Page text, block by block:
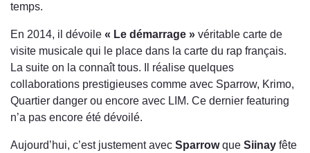
temps.
En 2014, il dévoile « Le démarrage » véritable carte de
visite musicale qui le place dans la carte du rap français.
La suite on la connaît tous. Il réalise quelques
collaborations prestigieuses comme avec Sparrow, Krimo,
Quartier danger ou encore avec LIM. Ce dernier featuring
n’a pas encore été dévoilé.
Aujourd’hui, c’est justement avec Sparrowque Siinay fête